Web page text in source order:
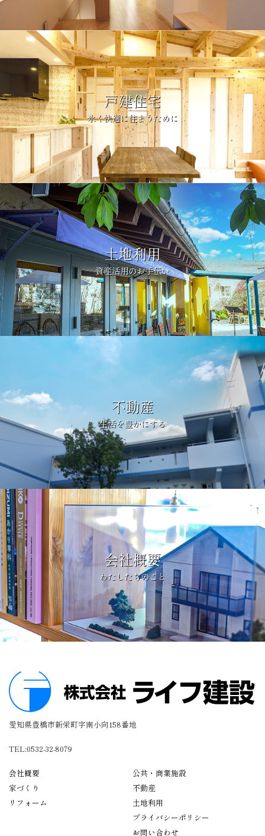
戸建住宅
永く快適に住まうために
土地利用
資産活用のお手伝い
不動産
生活を豊かにする
会社概要
わたしたちのこと
愛知県豊橋市新栄町字南小向158番地
TEL:0532-32-8079
会社概要
家づくり
リフォーム
公共・商業施設
不動産
土地利用
プライバシーポリシー
お問い合わせ